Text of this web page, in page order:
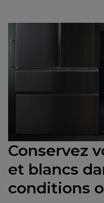
Conservez
et blancs
conditions